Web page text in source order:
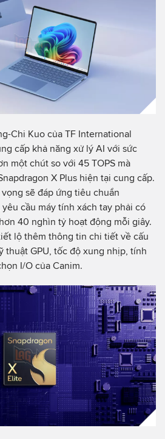
Chi Kuo của TF International
cấp khả năng xử lý AI với sức
một chút so với 45 TOPS mà
X Plus hiện tại cung cấp.
sẽ đáp ứng tiêu chuẩn
cầu máy tính xách tay phải có
40 nghìn tỷ hoạt động mỗi giây.
lộ thêm thông tin chi tiết về cấu
thuật GPU, tốc độ xung nhịp, tính
I/O của Canim.